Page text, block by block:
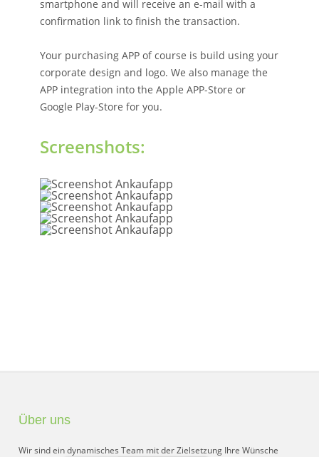
smartphone and will receive an e-mail with a
confirmation link to finish the transaction.
Your purchasing APP of course is build using your
corporate design and logo. We also manage the
APP integration into the Apple APP-Store or
Google Play-Store for you.
Screenshots:
Über uns
Wir sind ein dynamisches Team mit der Zielsetzung Ihre Wünsche